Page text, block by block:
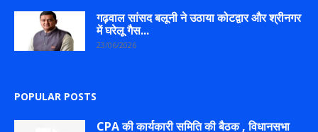
गढ़वाल सांसद बलूनी ने उठाया कोटद्वार और श्रीनगर
में घरेलू गैस...
23/06/2026
POPULAR POSTS
CPA की कार्यकारी समिति की बैठक , विधानसभा